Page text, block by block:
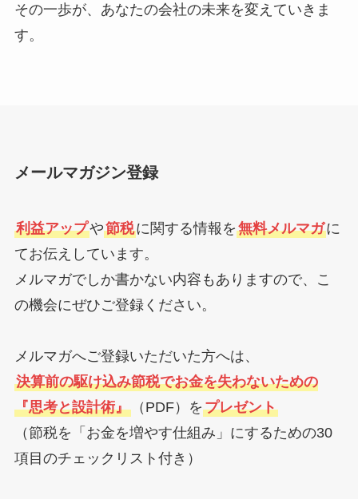
その一歩が、あなたの会社の未来を変えていきま
す。
メールマガジン登録
利益アップや節税に関する情報を無料メルマガに
てお伝えしています。
メルマガでしか書かない内容もありますので、こ
の機会にぜひご登録ください。
メルマガへご登録いただいた方へは、
決算前の駆け込み節税でお金を失わないための
『思考と設計術』（PDF）をプレゼント
（節税を「お金を増やす仕組み」にするための30
項目のチェックリスト付き）